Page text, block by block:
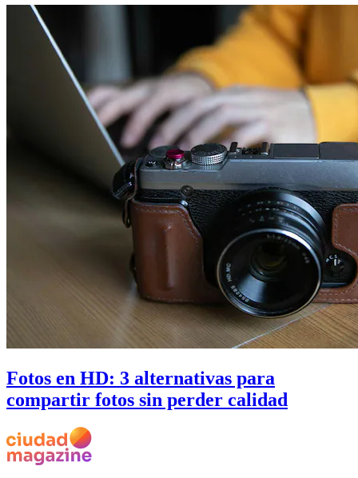
Fotos en HD: 3 alternativas para
compartir fotos sin perder calidad